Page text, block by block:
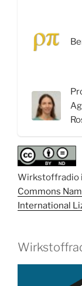
zum
Industrie
Interview
mit
Prof.
Dr.
Miriam
Agler-
Wirkstoffradio
Commons
International